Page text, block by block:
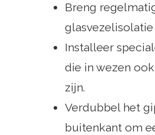
Breng
glasvezelisolatie
Installeer
die in wezen
zijn.
Verdubbel het
buitenkant om